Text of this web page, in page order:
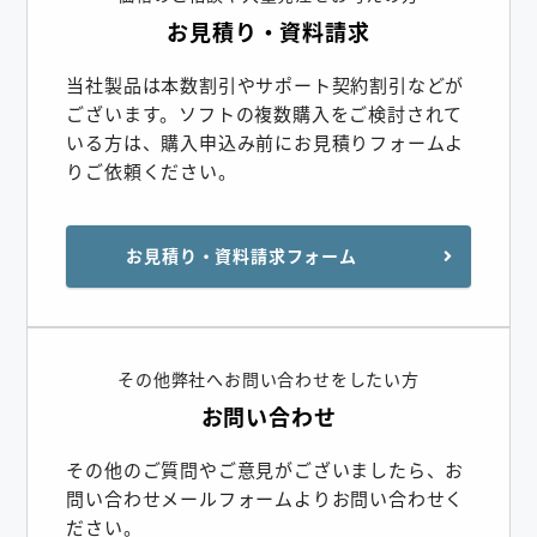
お見積り・資料請求
当社製品は本数割引やサポート契約割引などが
ございます。ソフトの複数購入をご検討されて
いる方は、購入申込み前にお見積りフォームよ
りご依頼ください。
お見積り・資料請求フォーム
その他弊社へお問い合わせをしたい方
お問い合わせ
その他のご質問やご意見がございましたら、お
問い合わせメールフォームよりお問い合わせく
ださい。